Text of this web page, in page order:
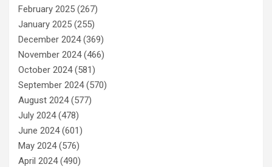
February 2025 (267)
January 2025 (255)
December 2024(369)
November 2024(466)
October 2024(581)
September 2024(570)
August 2024(577)
July 2024(478)
June 2024(601)
May 2024(576)
April 2024(490)